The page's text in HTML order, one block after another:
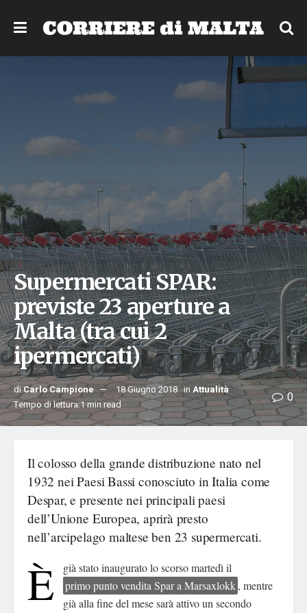
Supermercati SPAR:
previste 23 aperture a
Malta (tra cui 2
ipermercati)
diCarlo Campione 18 Giugno 2018 in Attualità
Tempo di lettura:1 min read
0
Il colosso della grande distribuzione nato nel
1932 nei Paesi Bassi conosciuto in Italia come
Despar, e presente nei principali paesi
dell’Unione Europea, aprirà presto
nell’arcipelago maltese ben 23 supermercati.
È
già stato inaugurato lo scorso martedì il
primo punto vendita Spar a Marsaxlokk, mentre
già alla fine del mese sarà attivo un secondo